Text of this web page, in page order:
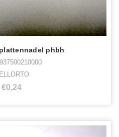
phbh
€0,24